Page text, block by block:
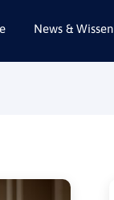
News & Wissen